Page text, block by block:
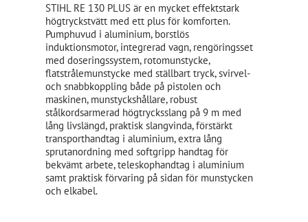
STIHL RE 130 PLUS är en mycket effektstark
högtryckstvätt med ett plus för komforten.
Pumphuvud i aluminium, borstlös
induktionsmotor, integrerad vagn, rengöringsset
med doseringssystem, rotomunstycke,
flatstrålemunstycke med ställbart tryck, svirvel-
och snabbkoppling både på pistolen och
maskinen, munstyckshållare, robust
stålkordsarmerad högtrycksslang på 9 m med
lång livslängd, praktisk slangvinda, förstärkt
transporthandtag i aluminium, extra lång
sprutanordning med softgripp handtag för
bekvämt arbete, teleskophandtag i aluminium
samt praktisk förvaring på sidan för munstycken
och elkabel.